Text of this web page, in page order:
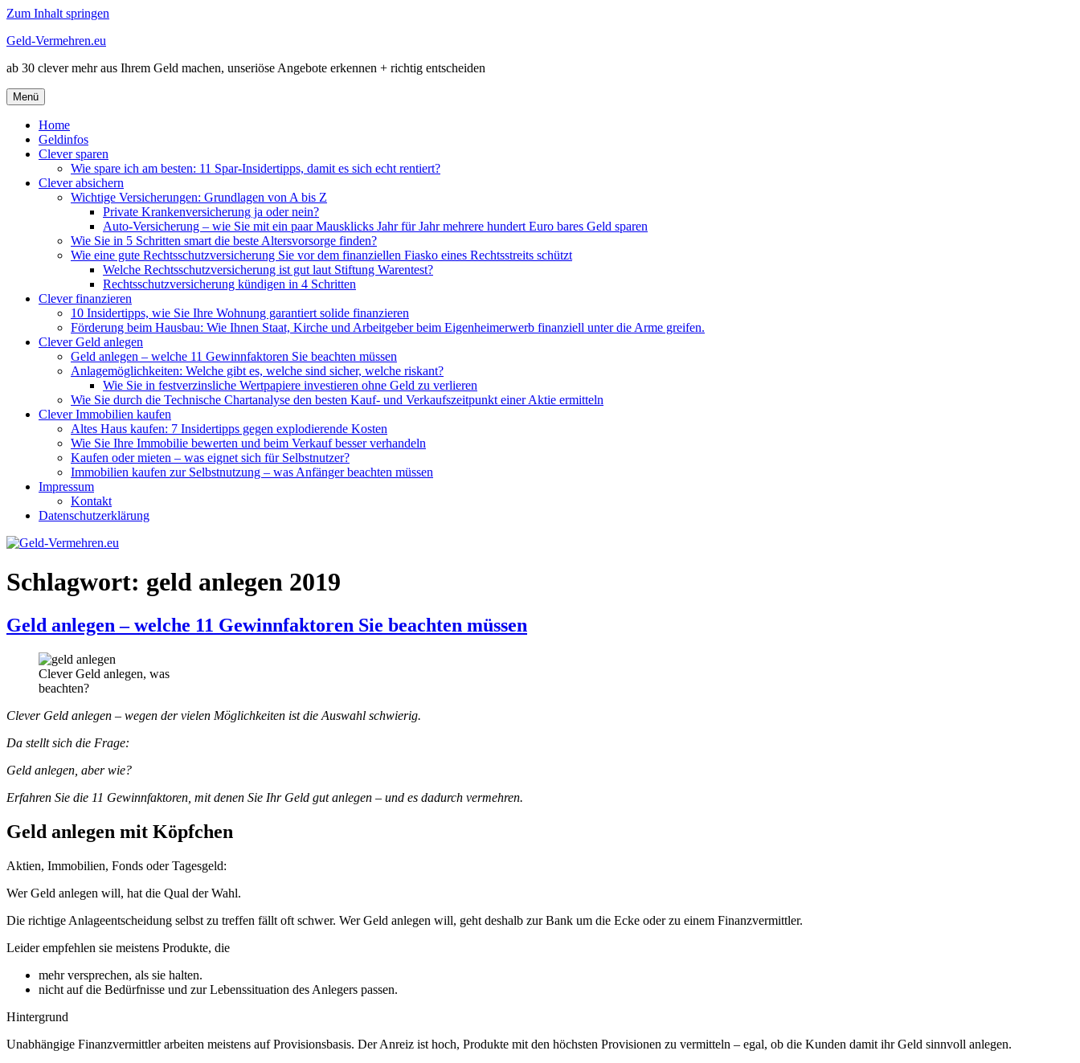
Zum Inhalt springen
Geld-Vermehren.eu
ab 30 clever mehr aus Ihrem Geld machen, unseriöse Angebote erkennen + richtig entscheiden
Menü
Home
Geldinfos
Clever sparen
Wie spare ich am besten: 11 Spar-Insidertipps, damit es sich echt rentiert?
Clever absichern
Wichtige Versicherungen: Grundlagen von A bis Z
Private Krankenversicherung ja oder nein?
Auto-Versicherung – wie Sie mit ein paar Mausklicks Jahr für Jahr mehrere hundert Euro bares Geld sparen
Wie Sie in 5 Schritten smart die beste Altersvorsorge finden?
Wie eine gute Rechtsschutzversicherung Sie vor dem finanziellen Fiasko eines Rechtsstreits schützt
Welche Rechtsschutzversicherung ist gut laut Stiftung Warentest?
Rechtsschutzversicherung kündigen in 4 Schritten
Clever finanzieren
10 Insidertipps, wie Sie Ihre Wohnung garantiert solide finanzieren
Förderung beim Hausbau: Wie Ihnen Staat, Kirche und Arbeitgeber beim Eigenheimerwerb finanziell unter die Arme greifen.
Clever Geld anlegen
Geld anlegen – welche 11 Gewinnfaktoren Sie beachten müssen
Anlagemöglichkeiten: Welche gibt es, welche sind sicher, welche riskant?
Wie Sie in festverzinsliche Wertpapiere investieren ohne Geld zu verlieren
Wie Sie durch die Technische Chartanalyse den besten Kauf- und Verkaufszeitpunkt einer Aktie ermitteln
Clever Immobilien kaufen
Altes Haus kaufen: 7 Insidertipps gegen explodierende Kosten
Wie Sie Ihre Immobilie bewerten und beim Verkauf besser verhandeln
Kaufen oder mieten – was eignet sich für Selbstnutzer?
Immobilien kaufen zur Selbstnutzung – was Anfänger beachten müssen
Impressum
Kontakt
Datenschutzerklärung
Schlagwort: geld anlegen 2019
Geld anlegen – welche 11 Gewinnfaktoren Sie beachten müssen
Clever Geld anlegen, was
beachten?
Clever Geld anlegen – wegen der vielen Möglichkeiten ist die Auswahl schwierig.
Da stellt sich die Frage:
Geld anlegen, aber wie?
Erfahren Sie die 11 Gewinnfaktoren, mit denen Sie Ihr Geld gut anlegen – und es dadurch vermehren.
Geld anlegen mit Köpfchen
Aktien, Immobilien, Fonds oder Tagesgeld:
Wer Geld anlegen will, hat die Qual der Wahl.
Die richtige Anlageentscheidung selbst zu treffen fällt oft schwer. Wer Geld anlegen will, geht deshalb zur Bank um die Ecke oder zu einem Finanzvermittler.
Leider empfehlen sie meistens Produkte, die
mehr versprechen, als sie halten.
nicht auf die Bedürfnisse und zur Lebenssituation des Anlegers passen.
Hintergrund
Unabhängige Finanzvermittler arbeiten meistens auf Provisionsbasis. Der Anreiz ist hoch, Produkte mit den höchsten Provisionen zu vermitteln – egal, ob die Kunden damit ihr Geld sinnvoll anlegen.